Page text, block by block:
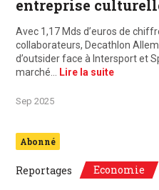
entreprise
Avec 1,17 Mds d’euros de
collaborateurs, Decathlon
d’outsider face à Intersport et
marché… Lire la suite
Sep 2025
Abonné
Reportages Economie